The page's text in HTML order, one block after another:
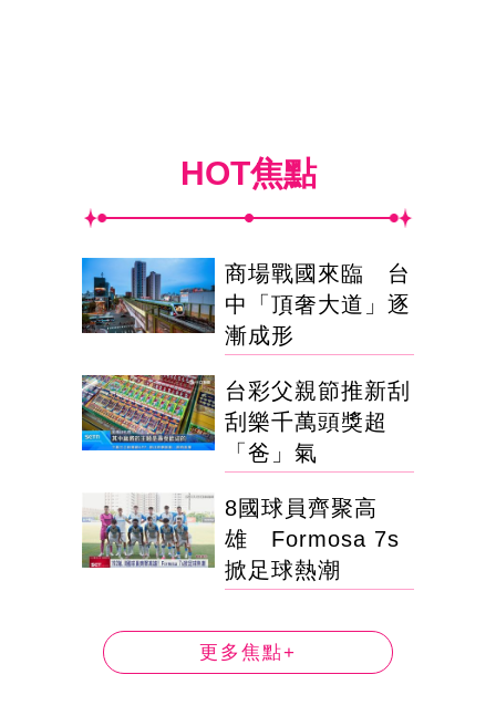
HOT焦點
商場戰國來臨 台
中「頂奢大道」逐
漸成形
台彩父親節推新刮
刮樂千萬頭獎超
「爸」氣
8國球員齊聚高
雄 Formosa 7s
掀足球熱潮
更多焦點+